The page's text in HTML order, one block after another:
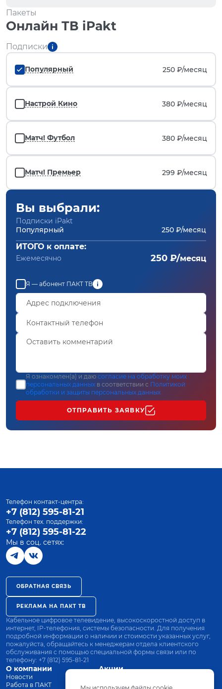
Пакеты
Онлайн ТВ iPakt
Подписки
Популярный 250 ₽/месяц
Настрой Кино 380 ₽/месяц
Матч! Футбол 380 ₽/месяц
Матч! Премьер 299 ₽/месяц
Вы выбрали:
Подписки iPakt
Популярный
250 ₽/месяц
ИТОГО к оплате:
Ежемесячно 250 ₽/месяц
Я — абонент ПАКТ ТВ
Я ознакомлен(а) и даю согласие на обработку моих
персональных данных в соответствии с Политикой
обработки и защиты персональных данных
ОТПРАВИТЬ ЗАЯВКУ
О компании
Новости
Работа в ПАКТ
Акции
Оплата
Телефон контакт-центра:
+7 (812) 595-81-21
Телефон тех. поддержки:
+7 (812) 595-81-22
Мы в соц. сетях:
ОБРАТНАЯ СВЯЗЬ
РЕКЛАМА НА ПАКТ ТВ
Кабельное цифровое телевидение, высокоскоростной доступ в
интернет, IP-телефония, системы безопасности. Для получения
подробной информации о наличии и стоимости указанных услуг,
пожалуйста, обращайтесь к менеджерам отдела клиентского
обслуживания с помощью специальной формы связи или по
телефону: +7 (812) 595-81-21